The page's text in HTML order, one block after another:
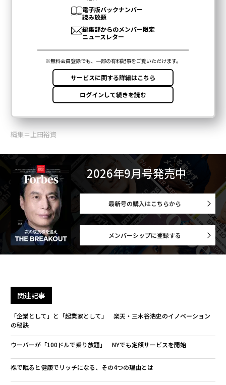
編集＝上田裕資
2026年9月号発売中
最新号の購入はこちらから
メンバーシップに登録する
関連記事
「企業として」と「起業家として」 楽天・三木谷浩史のイノベーション
の秘訣
ウーバーが「100ドルで乗り放題」 NYでも定額サービスを開始
裸で眠ると健康でリッチになる、その4つの理由とは